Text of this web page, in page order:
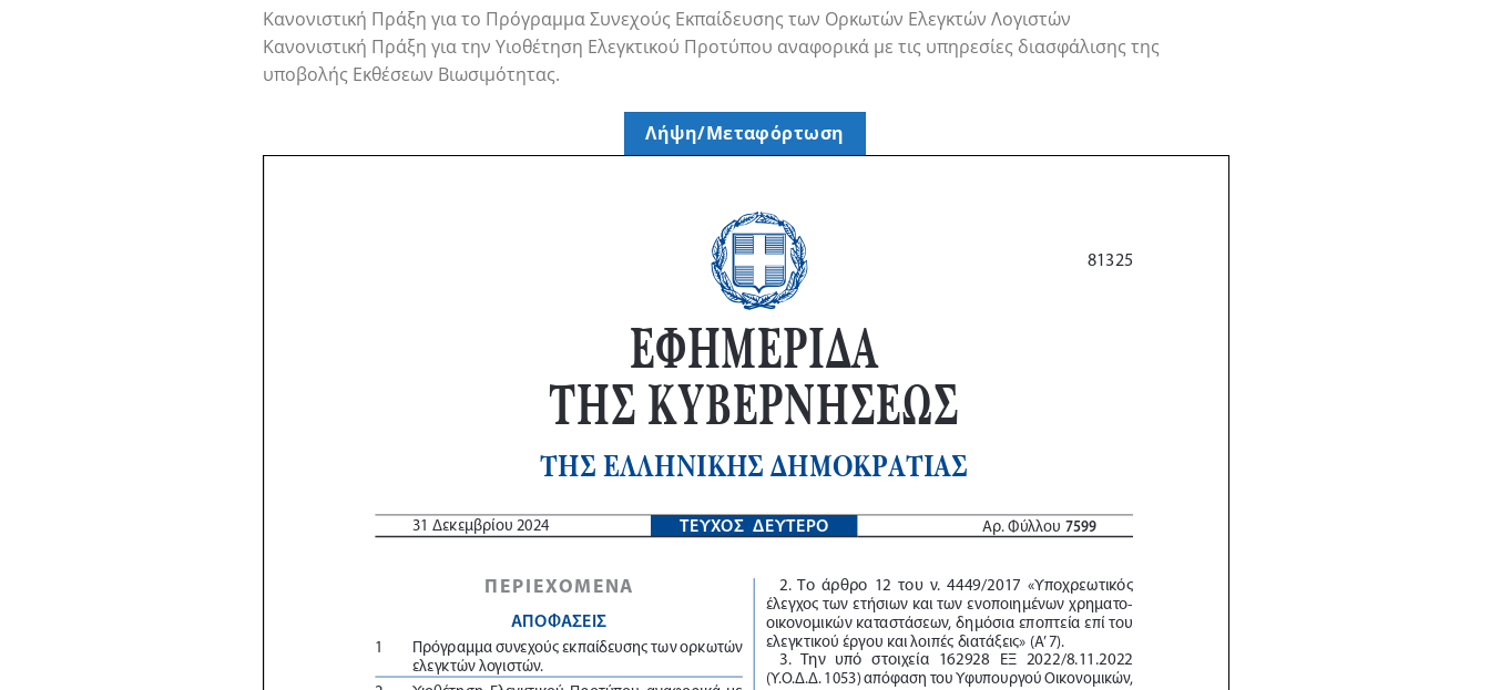
Κανονιστική Πράξη για το Πρόγραμμα Συνεχούς Εκπαίδευσης των Ορκωτών Ελεγκτών Λογιστών
Κανονιστική Πράξη για την Υιοθέτηση Ελεγκτικού Προτύπου αναφορικά με τις υπηρεσίες διασφάλισης της
υποβολής Εκθέσεων Βιωσιμότητας.
Λήψη/Μεταφόρτωση